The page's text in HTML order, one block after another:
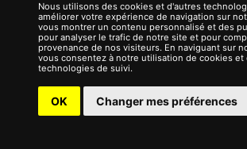
Nous utilisons des cookies et d'autres
améliorer votre expérience de navigation sur
vous montrer un contenu personnalisé et des
pour analyser le trafic de notre site et pour
provenance de nos visiteurs. En naviguant sur
vous consentez à notre utilisation de cookies et
technologies de suivi.
OK Changer mes préférences
Nous rejoindre Mentions Légales
| 🔎